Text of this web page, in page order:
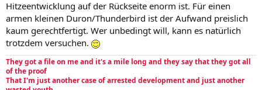
Hitzeentwicklung auf der Rückseite enorm ist. Für einen
armen kleinen Duron/Thunderbird ist der Aufwand preislich
kaum gerechtfertigt. Wer unbedingt will, kann es natürlich
trotzdem versuchen.
They got a file on me and it's a mile long and they say that they got all
of the proof
That I'm just another case of arrested development and just another